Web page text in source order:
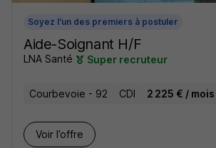
Soyez l'un des premiers à postuler
Aide-Soignant H/F
LNA Santé Super recruteur
Courbevoie - 92 CDI 2 225 € / mois
Voir l’offre